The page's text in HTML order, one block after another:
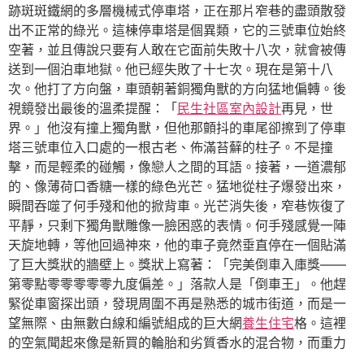
跡斑斑鐵網的多層機械式停車塔，正在那片窄巷的盡頭散發
出不正常的綠光。這棟停車塔是個異類，它的三號車位始終
空著，並且傳說只要有人敢在它面前失敗十八次，就會被傳
送到一個泊車地獄。他已經失敗了十七次。現在是第十八
次。他打了方向盤，車頭朝著銅獨角獸的方向猛地偏轉。後
視鏡發出最後的溫柔提醒：「 民生社區室內設計再見，世
界。」他沒有撞上獨角獸，但他那顫抖的車尾卻擦到了停車
塔三號車位入口處的一根古老、佈滿苔蘚的柱子。不是撞
擊，而是輕柔的碰觸，像戀人之間的耳語。接著，一道濃郁
的、像薄荷口香糖一樣的綠色光芒。猛地從柱子爆發出來，
瞬間吞噬了何手殘和他的掀背車。光芒消失後，窄巷恢復了
平靜，只剩下獨角獸雕像一臉困惑的表情。何手殘感覺一陣
天旋地轉，等他回過神來，他的車子竟然垂直停在一個貼滿
了巨大獎狀的牆壁上。獎狀上寫著：「完美倒車入庫獎——
第零點零零零零零九度偏差。」落款人是「倒車王」。他趕
緊從車窗探出頭，發現周圍不再是熟悉的城市街道，而是一
望無際、由無數白線和編號組成的巨大網養生住宅格。這裡
的空氣聞起來像是新買的輪胎和劣質香水的混合物，而重力